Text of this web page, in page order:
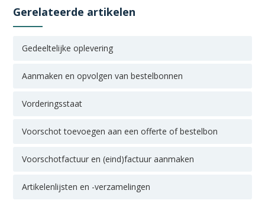
Gerelateerde artikelen
Gedeeltelijke oplevering
Aanmaken en opvolgen van bestelbonnen
Vorderingsstaat
Voorschot toevoegen aan een offerte of bestelbon
Voorschotfactuur en (eind)factuur aanmaken
Artikelenlijsten en -verzamelingen